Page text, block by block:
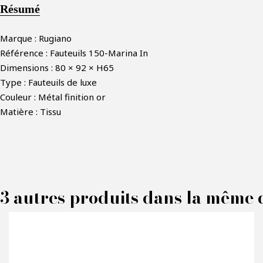
Résumé
Marque : Rugiano
Référence : Fauteuils 150-Marina In
Dimensions : 80 × 92 × H65
Type : Fauteuils de luxe
Couleur : Métal finition or
Matière : Tissu
3 autres produits dans la même